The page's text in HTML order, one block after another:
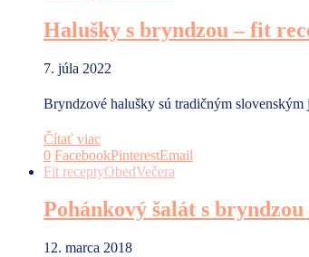
Halušky s bryndzou – fit
7. júla 2022
Bryndzové halušky sú tradičným
Čítať viac
0 FacebookPinterestEmail
Fit receptyObedVečera
Pohánkový šalát s
12. marca 2018